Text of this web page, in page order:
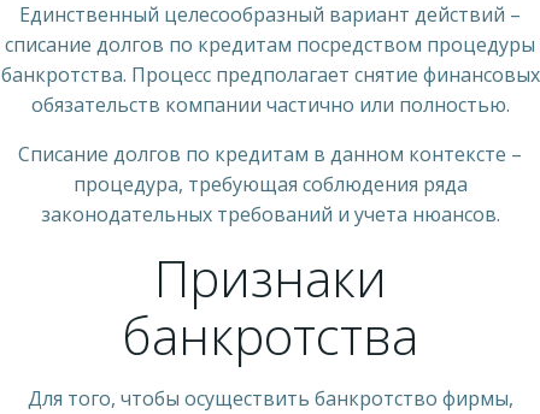
Единственный целесообразный вариант действий –
списание долгов по кредитам посредством процедуры
банкротства. Процесс предполагает снятие финансовых
обязательств компании частично или полностью.
Списание долгов по кредитам в данном контексте –
процедура, требующая соблюдения ряда
законодательных требований и учета нюансов.
Признаки
банкротства
Для того, чтобы осуществить банкротство фирмы,